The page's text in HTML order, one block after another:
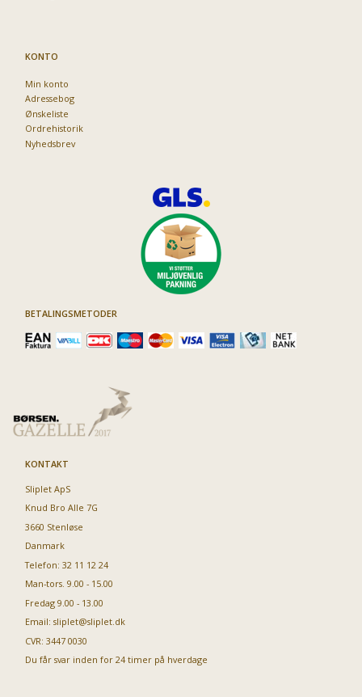
KONTO
Min konto
Adressebog
Ønskeliste
Ordrehistorik
Nyhedsbrev
BETALINGSMETODER
KONTAKT
Sliplet ApS
Knud Bro Alle 7G
3660 Stenløse
Danmark
Telefon: 32 11 12 24
Man-tors. 9.00 - 15.00
Fredag 9.00 - 13.00
Email: sliplet@sliplet.dk
CVR: 3447 0030
Du får svar inden for 24 timer på hverdage